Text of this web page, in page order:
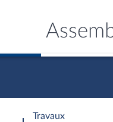
Travaux